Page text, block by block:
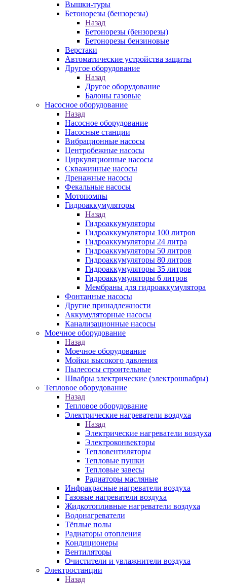
Вышки-туры
Бетонорезы (бензорезы)
Назад
Бетонорезы (бензорезы)
Бетонорезы бензиновые
Верстаки
Автоматические устройства защиты
Другое оборудование
Назад
Другое оборудование
Балоны газовые
Насосное оборудование
Назад
Насосное оборудование
Насосные станции
Вибрационные насосы
Центробежные насосы
Циркуляционные насосы
Скважинные насосы
Дренажные насосы
Фекальные насосы
Мотопомпы
Гидроаккумуляторы
Назад
Гидроаккумуляторы
Гидроаккумуляторы 100 литров
Гидроаккумуляторы 24 литра
Гидроаккумуляторы 50 литров
Гидроаккумуляторы 80 литров
Гидроаккумуляторы 35 литров
Гидроаккумуляторы 6 литров
Мембраны для гидроаккумулятора
Фонтанные насосы
Другие принадлежности
Аккумуляторные насосы
Канализационные насосы
Моечное оборудование
Назад
Моечное оборудование
Мойки высокого давления
Пылесосы строительные
Швабры электрические (электрошвабры)
Тепловое оборудование
Назад
Тепловое оборудование
Электрические нагреватели воздуха
Назад
Электрические нагреватели воздуха
Электроконвекторы
Тепловентиляторы
Тепловые пушки
Тепловые завесы
Радиаторы масляные
Инфракрасные нагреватели воздуха
Газовые нагреватели воздуха
Жидкотопливные нагреватели воздуха
Водонагреватели
Тёплые полы
Радиаторы отопления
Кондиционеры
Вентиляторы
Очистители и увлажнители воздуха
Электростанции
Назад